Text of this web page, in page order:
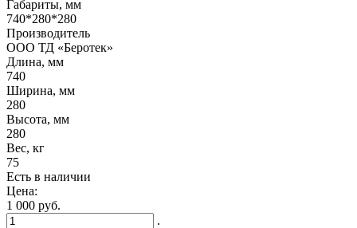
Габариты, мм
740*280*280
Производитель
ООО ТД «Беротек»
Длина, мм
740
Ширина, мм
280
Высота, мм
280
Вес, кг
75
Есть в наличии
Цена:
1 000 руб.
.